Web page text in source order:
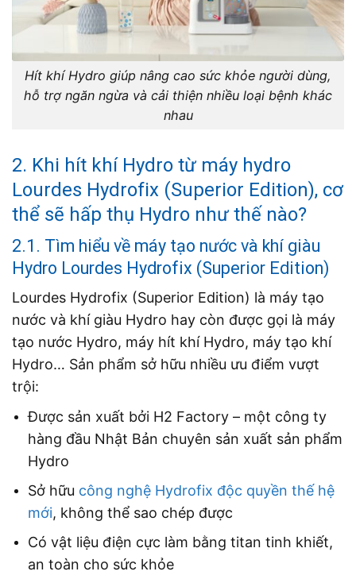
Hít khí Hydro giúp nâng cao sức khỏe người dùng,
hỗ trợ ngăn ngừa và cải thiện nhiều loại bệnh khác
nhau
2. Khi hít khí Hydro từ máy hydro
Lourdes Hydrofix (Superior Edition), cơ
thể sẽ hấp thụ Hydro như thế nào?
2.1. Tìm hiểu về máy tạo nước và khí giàu
Hydro Lourdes Hydrofix (Superior Edition)
Lourdes Hydrofix (Superior Edition) là máy tạo
nước và khí giàu Hydro hay còn được gọi là máy
tạo nước Hydro, máy hít khí Hydro, máy tạo khí
Hydro… Sản phẩm sở hữu nhiều ưu điểm vượt
trội:
Được sản xuất bởi H2 Factory – một công ty
hàng đầu Nhật Bản chuyên sản xuất sản phẩm
Hydro
Sở hữu công nghệ Hydrofix độc quyền thế hệ
mới, không thể sao chép được
Có vật liệu điện cực làm bằng titan tinh khiết,
an toàn cho sức khỏe